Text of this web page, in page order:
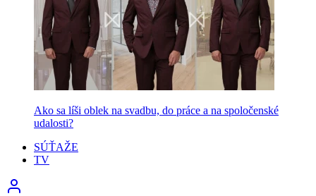
Ako sa líši oblek na svadbu, do práce a na spoločenské
udalosti?
SÚŤAŽE
TV